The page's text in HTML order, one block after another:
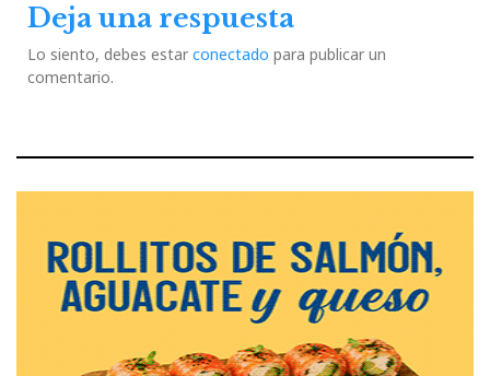
Deja una respuesta
Lo siento, debes estar conectado para publicar un
comentario.